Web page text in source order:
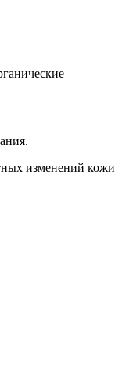
изменений кожи